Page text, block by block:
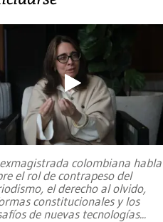
colombiana habla
el rol de contrapeso del
el derecho al olvido,
constitucionales y los
de nuevas tecnologías...